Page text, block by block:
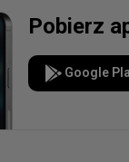
Pobierz
Google